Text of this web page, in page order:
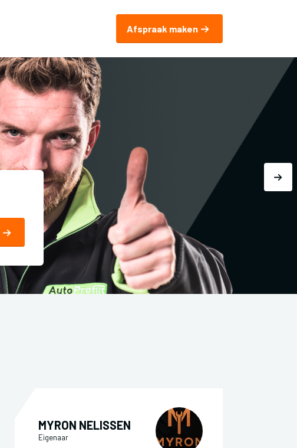
Afspraak maken
MYRON NELISSEN
Eigenaar